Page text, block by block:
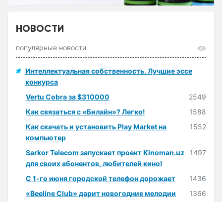
НОВОСТИ
популярные новости
Интеллектуальная собственность. Лучшие эссе
конкурса
Vertu Cobra за $310000
2549
Как связаться с «Билайн»? Легко!
1588
Как скачать и установить Play Market на
компьютер
1552
Sarkor Telecom запускает проект Kinoman.uz
для своих абонентов, любителей кино!
1497
С 1-го июня городской телефон дорожает
1436
«Beeline Club» дарит новогодние мелодии
1366